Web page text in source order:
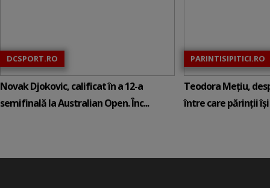
DCSPORT.RO
Novak Djokovic, calificat în a 12-a
semifinală la Australian Open. Înc...
PARINTISIPITICI.RO
Teodora Mețiu,
între care părinții își